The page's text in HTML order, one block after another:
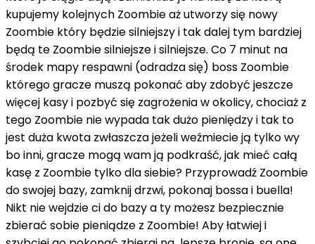
kupujemy kolejnych Zoombie aż utworzy się nowy
Zoombie który będzie silniejszy i tak dalej tym bardziej
będą te Zoombie silniejsze i silniejsze. Co 7 minut na
środek mapy respawni (odradza się) boss Zoombie
którego gracze muszą pokonać aby zdobyć jeszcze
więcej kasy i pozbyć się zagrożenia w okolicy, chociaż z
tego Zoombie nie wypada tak dużo pieniędzy i tak to
jest duża kwota zwłaszcza jeżeli weźmiecie ją tylko wy
bo inni, gracze mogą wam ją podkraść, jak mieć całą
kasę z Zoombie tylko dla siebie? Przyprowadź Zoombie
do swojej bazy, zamknij drzwi, pokonaj bossa i buella!
Nikt nie wejdzie ci do bazy a ty możesz bezpiecznie
zbierać sobie pieniądze z Zoombie! Aby łatwiej i